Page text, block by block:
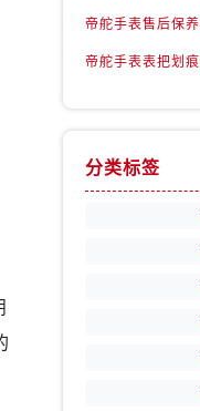
分类标签